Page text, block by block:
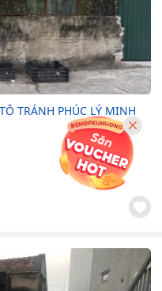
TRÁNH PHÚC LÝ MINH